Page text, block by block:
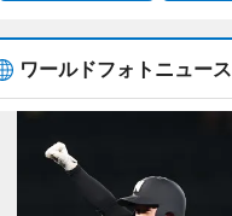
ワールドフォトニュース